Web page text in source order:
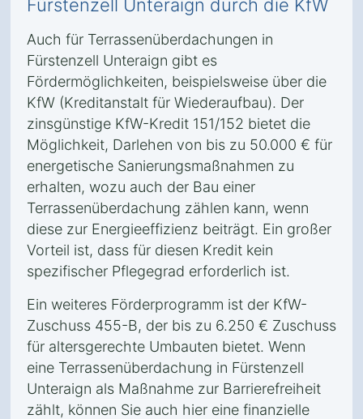
Fürstenzell Unteraign durch die KfW
Auch für Terrassenüberdachungen in
Fürstenzell Unteraign gibt es
Fördermöglichkeiten, beispielsweise über die
KfW (Kreditanstalt für Wiederaufbau). Der
zinsgünstige KfW-Kredit 151/152 bietet die
Möglichkeit, Darlehen von bis zu 50.000 € für
energetische Sanierungsmaßnahmen zu
erhalten, wozu auch der Bau einer
Terrassenüberdachung zählen kann, wenn
diese zur Energieeffizienz beiträgt. Ein großer
Vorteil ist, dass für diesen Kredit kein
spezifischer Pflegegrad erforderlich ist.
Ein weiteres Förderprogramm ist der KfW-
Zuschuss 455-B, der bis zu 6.250 € Zuschuss
für altersgerechte Umbauten bietet. Wenn
eine Terrassenüberdachung in Fürstenzell
Unteraign als Maßnahme zur Barrierefreiheit
zählt, können Sie auch hier eine finanzielle